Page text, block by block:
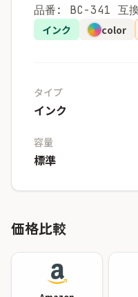
品番: BC-341 互
インク color
タイプ
インク
容量
標準
価格比較